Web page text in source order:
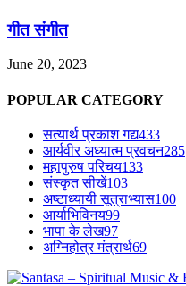
गीत संगीत
June 20, 2023
POPULAR CATEGORY
सत्यार्थ प्रकाश गद्य433
आर्यवीर अध्यात्म प्रवचन285
महापुरुष परिचय133
संस्कृत सीखें103
अष्टाध्यायी सूत्राभ्यास100
आर्याभिविनय99
भापा के लेख97
अग्निहोत्र मंत्रार्थ69